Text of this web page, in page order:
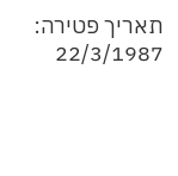
תאריך פטירה:
22/3/1987